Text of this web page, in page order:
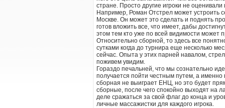
стране. Просто другие игроки не
Например, Роман Отстрел может устроить
Москве. Он может это сделать и поднять
готов вложить все, что имеет, дабы
этом тем кто уже по всей видимости может
Относительно сборной, то здесь все
сутками когда до турнира еще несколько
сейчас. Опыта у этих парней навалом,
поживем увидим.
Гораздо печальней, что мы сознательно
получается пойти честным путем, а
сборная не выиграет ЕНЦ, но это будет
сборные, после чего спокойно выходят на
деле сражаться за свой флаг до конца и
личные массажистки для каждого игрока.